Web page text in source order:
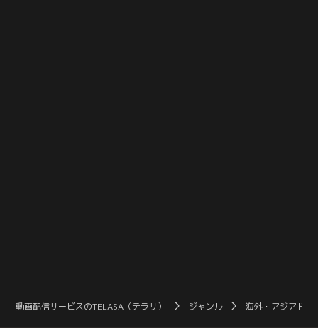
動画配信サービスのTELASA（テラサ） ジャンル 海外・アジアドラ